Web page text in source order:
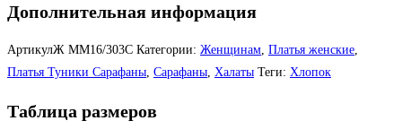
Дополнительная информация
АртикулЖ ММ16/303С Категории: Женщинам, Платья женские,
Платья Туники Сарафаны, Сарафаны, Халаты Теги: Хлопок
Таблица размеров